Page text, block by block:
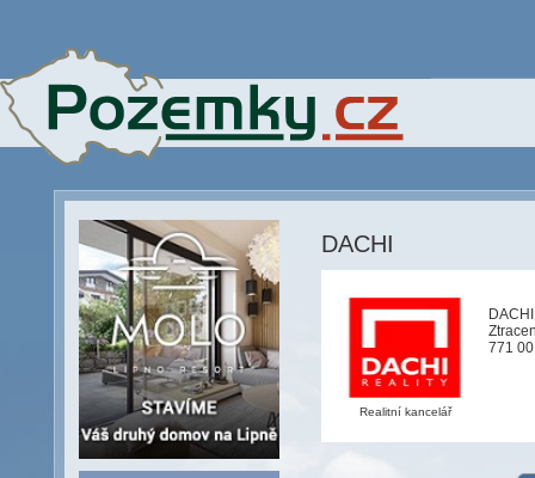
DACHI
Realitní kancelář
DACHI
771